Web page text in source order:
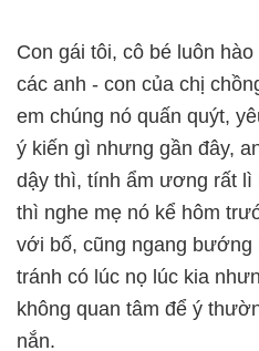
Con gái tôi, cô bé luôn
các anh - con của chị
em chúng nó quấn quýt,
ý kiến gì nhưng gần đây,
dậy thì, tính ẩm ương rất lì
thì nghe mẹ nó kể hôm
với bố, cũng ngang bướng
tránh có lúc nọ lúc kia
không quan tâm để ý
nắn.